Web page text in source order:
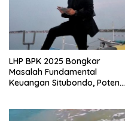
LHP BPK 2025 Bongkar
Masalah Fundamental
Keuangan Situbondo, Potensi
dipertanyakan